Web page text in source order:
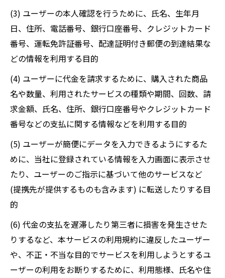
(3) ユーザーの本人確認を行うために、氏名、生年月
日、住所、電話番号、銀行口座番号、クレジットカード
番号、運転免許証番号、配達証明付き郵便の到達結果な
どの情報を利用する目的
(4) ユーザーに代金を請求するために、購入された商品
名や数量、利用されたサービスの種類や期間、回数、請
求金額、氏名、住所、銀行口座番号やクレジットカード
番号などの支払に関する情報などを利用する目的
(5) ユーザーが簡便にデータを入力できるようにするた
めに、当社に登録されている情報を入力画面に表示させ
たり、ユーザーのご指示に基づいて他のサービスなど
(提携先が提供するものも含みます) に転送したりする目
的
(6) 代金の支払を遅滞したり第三者に損害を発生させた
りするなど、本サービスの利用規約に違反したユーザー
や、不正・不当な目的でサービスを利用しようとするユ
ーザーの利用をお断りするために、利用態様、氏名や住